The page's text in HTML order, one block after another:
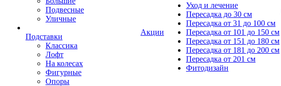
Подвесные
Уличные
Подставки
Классика
Лофт
На колесах
Фигурные
Опоры
Акции
Уход и лечение
Пересадка до 30 см
Пересадка от 31 до 100 см
Пересадка от 101 до 150 см
Пересадка от 151 до 180 см
Пересадка от 181 до 200 см
Пересадка от 201 см
Фитодизайн